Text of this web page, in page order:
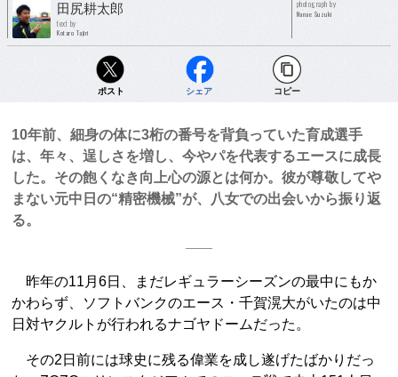
田尻耕太郎
text by
Kotaro Tajiri
photograph by
Nanae Suzuki
ポスト シェア コピー
10年前、細身の体に3桁の番号を背負っていた育成選手
は、年々、逞しさを増し、今やパを代表するエースに成長
した。その飽くなき向上心の源とは何か。彼が尊敬してや
まない元中日の“精密機械”が、八女での出会いから振り返
る。
昨年の11月6日、まだレギュラーシーズンの最中にもか
かわらず、ソフトバンクのエース・千賀滉大がいたのは中
日対ヤクルトが行われるナゴヤドームだった。
その2日前には球史に残る偉業を成し遂げたばかりだっ